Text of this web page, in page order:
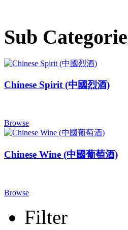
Sub
Chinese Spirit (中國烈酒)
Browse
Chinese Wine (中國葡萄酒)
Browse
Filter